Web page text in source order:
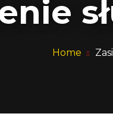
Home